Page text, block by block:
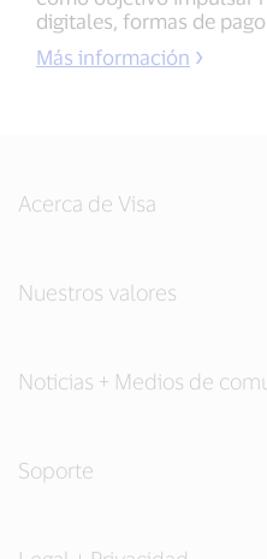
digitales, formas de
Más información
Acerca de Visa
Nuestros valores
Noticias + Medios de
Soporte